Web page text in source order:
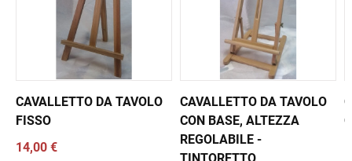
CAVALLETTO DA TAVOLO
FISSO
14,00 €
CAVALLETTO DA TAVOLO
CON BASE, ALTEZZA
REGOLABILE -